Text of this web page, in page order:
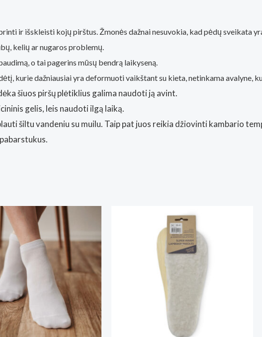
ir išskleisti kojų pirštus. Žmonės dažnai nesuvokia, kad pėdų sveikata
kelių ar nugaros problemų.
o tai pagerins mūsų bendrą laikyseną.
kurie dažniausiai yra deformuoti vaikštant su kieta, netinkama avalyne,
šiuos piršų plėtiklius galima naudoti ją avint.
gelis, leis naudoti ilgą laiką.
šiltu vandeniu su muilu. Taip pat juos reikia džiovinti kambario